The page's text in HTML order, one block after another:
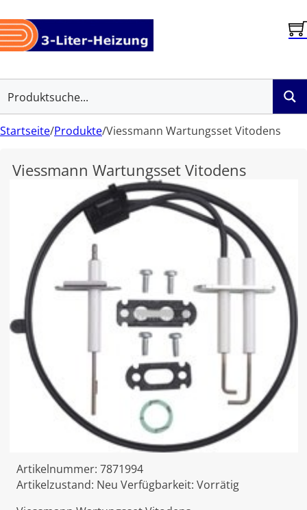
Startseite/Produkte/Viessmann Wartungsset Vitodens
Viessmann Wartungsset Vitodens
Artikelnummer: 7871994
Artikelzustand: Neu Verfügbarkeit: Vorrätig